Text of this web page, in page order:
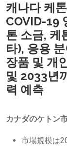
캐나다 케
COVID-19
톤 소금, 케
타), 응용
장품 및 개
및 2033년
력 예측
カナダのケトン
市場規模は